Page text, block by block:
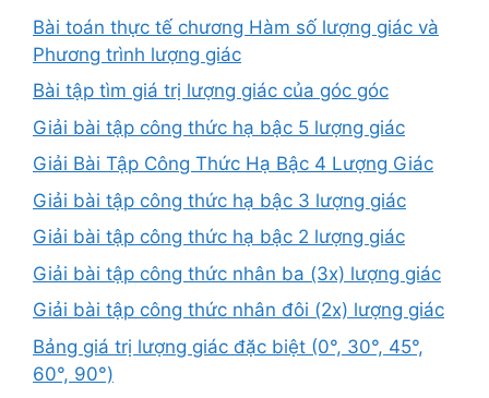
Bài toán thực tế chương Hàm số lượng giác và
Phương trình lượng giác
Bài tập tìm giá trị lượng giác của góc góc
Giải bài tập công thức hạ bậc 5 lượng giác
Giải Bài Tập Công Thức Hạ Bậc 4 Lượng Giác
Giải bài tập công thức hạ bậc 3 lượng giác
Giải bài tập công thức hạ bậc 2 lượng giác
Giải bài tập công thức nhân ba (3x) lượng giác
Giải bài tập công thức nhân đôi (2x) lượng giác
Bảng giá trị lượng giác đặc biệt (0°, 30°, 45°,
60°, 90°)